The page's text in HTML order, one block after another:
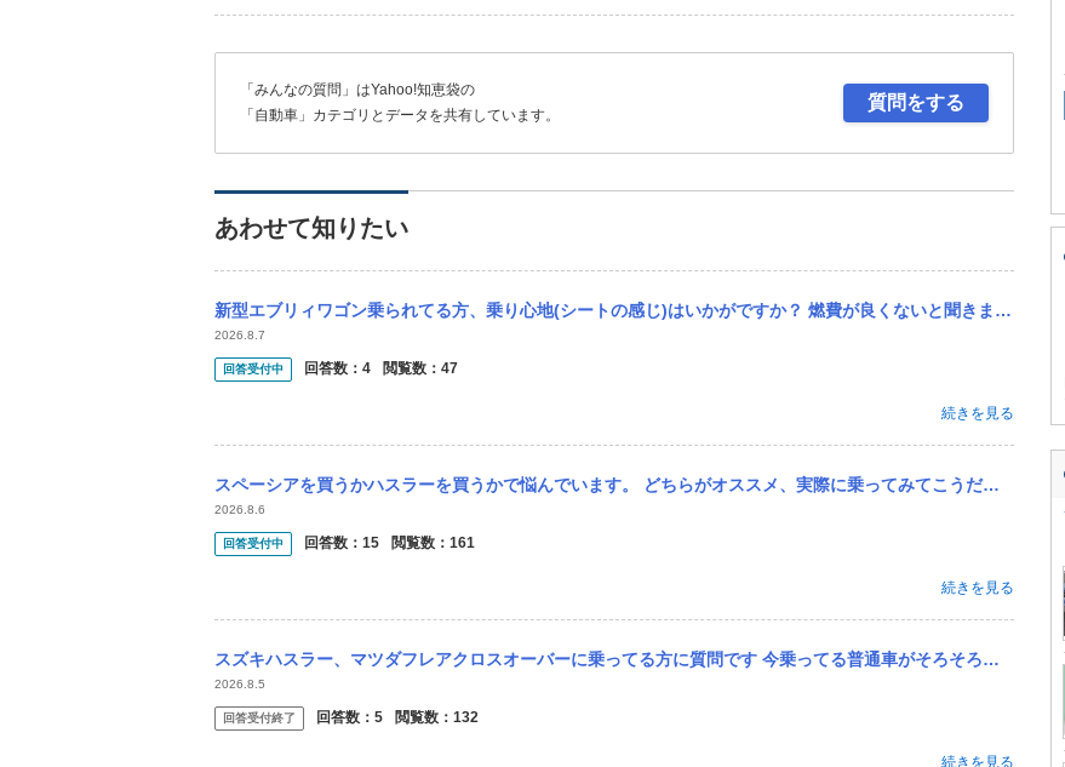
「みんなの質問」はYahoo!知恵袋の
「自動車」カテゴリとデータを共有しています。
質問をする
あわせて知りたい
新型エブリィワゴン乗られてる方、乗り心地(シートの感じ)はいかがですか？ 燃費が良くないと聞きますが、燃費より、乗り心地がどうなのか気になります。 ハスラーと迷ってます。現在ハスラー乗ってますが...
2026.8.7
回答受付中 回答数： 4 閲覧数： 47
続きを見る
スペーシアを買うかハスラーを買うかで悩んでいます。 どちらがオススメ、実際に乗ってみてこうだった等教えていただきたいです。 20代半ば独身女性です。ガタが来るまで乗るつもりです。高速道路や険しい...
2026.8.6
回答受付中 回答数： 15 閲覧数： 161
続きを見る
スズキハスラー、マツダフレアクロスオーバーに乗ってる方に質問です 今乗ってる普通車がそろそろ寿命なので、 次からは軽にする予定で調べてます ハスラーとおなじマツダフレアクロスオーバーがきになっ...
2026.8.5
回答受付終了 回答数： 5 閲覧数： 132
続きを見る